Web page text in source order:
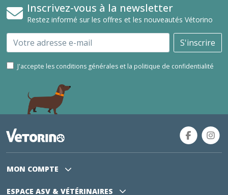
Inscrivez-vous à la newsletter
Restez informé sur les offres et les nouveautés Vétorino
Email S'inscrire
J'accepte les conditions générales et la politique de confidentialité
MON COMPTE
ESPACE ASV & VÉTÉRINAIRES